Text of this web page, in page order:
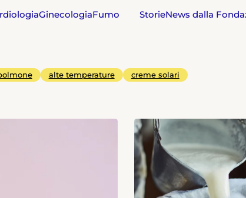
GinecologiaFumo StorieNews dalla
alte temperature creme solari